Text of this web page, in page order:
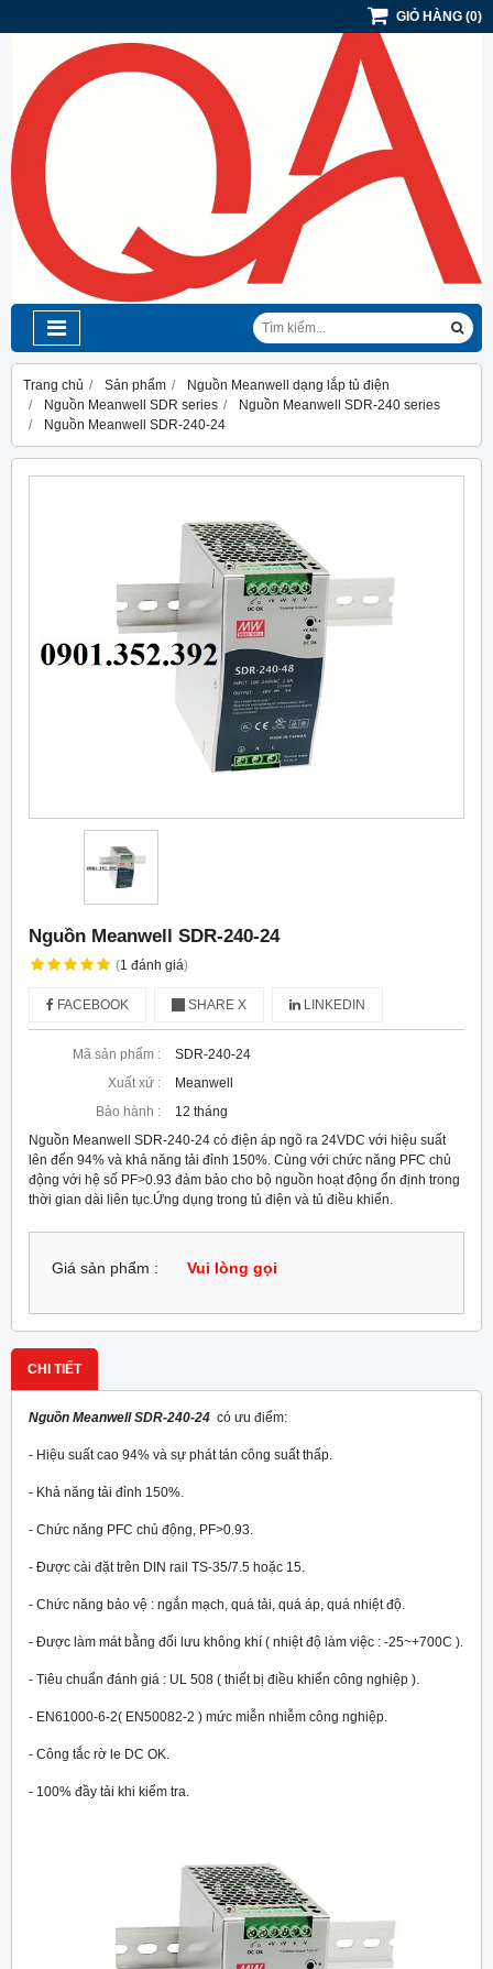
GIỎ HÀNG (0)
Trang chủ Sản phẩm
Nguồn Meanwell dạng lắp tủ điện
Nguồn Meanwell SDR series
Nguồn Meanwell SDR-240 series
Nguồn Meanwell SDR-240-24
Nguồn Meanwell SDR-240-24
(1 đánh giá)
FACEBOOK SHARE X LINKEDIN
Mã sản phẩm :
SDR-240-24
Xuất xứ :
Meanwell
Bảo hành :
12 tháng
Nguồn Meanwell SDR-240-24 có điện áp ngõ ra 24VDC với hiệu suất
lên đến 94% và khả năng tải đỉnh 150%. Cùng với chức năng PFC chủ
động với hệ số PF>0.93 đảm bảo cho bộ nguồn hoạt động ổn định trong
thời gian dài liên tục.Ứng dụng trong tủ điện và tủ điều khiển.
Giá sản phẩm : Vui lòng gọi
CHI TIẾT
Nguồn Meanwell SDR-240-24 có ưu điểm:
- Hiệu suất cao 94% và sự phát tán công suất thấp.
- Khả năng tải đỉnh 150%.
- Chức năng PFC chủ động, PF>0.93.
- Được cài đặt trên DIN rail TS-35/7.5 hoặc 15.
- Chức năng bảo vệ : ngắn mạch, quá tải, quá áp, quá nhiệt độ.
- Được làm mát bằng đối lưu không khí ( nhiệt độ làm việc : -25~+700C ).
- Tiêu chuẩn đánh giá : UL 508 ( thiết bị điều khiển công nghiệp ).
- EN61000-6-2( EN50082-2 ) mức miễn nhiễm công nghiệp.
- Công tắc rờ le DC OK.
- 100% đầy tải khi kiểm tra.